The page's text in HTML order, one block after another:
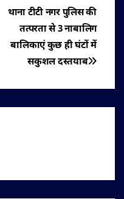
थाना टीटी नगर पुलिस की
तत्परता से 3 नाबालिग
बालिकाएं कुछ ही घंटों में
सकुशल दस्तयाब